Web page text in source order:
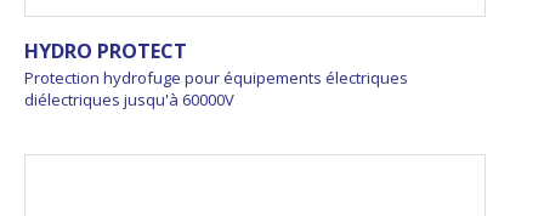
HYDRO PROTECT
Protection hydrofuge pour équipements électriques
diélectriques jusqu'à 60000V